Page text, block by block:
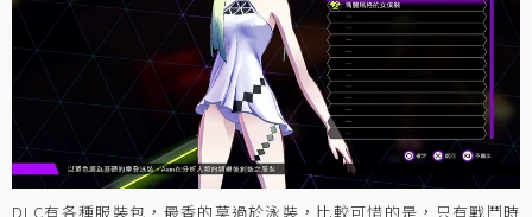
DLC有各種服裝包，最香的莫過於泳裝，比較可惜的是，只有戰鬥時